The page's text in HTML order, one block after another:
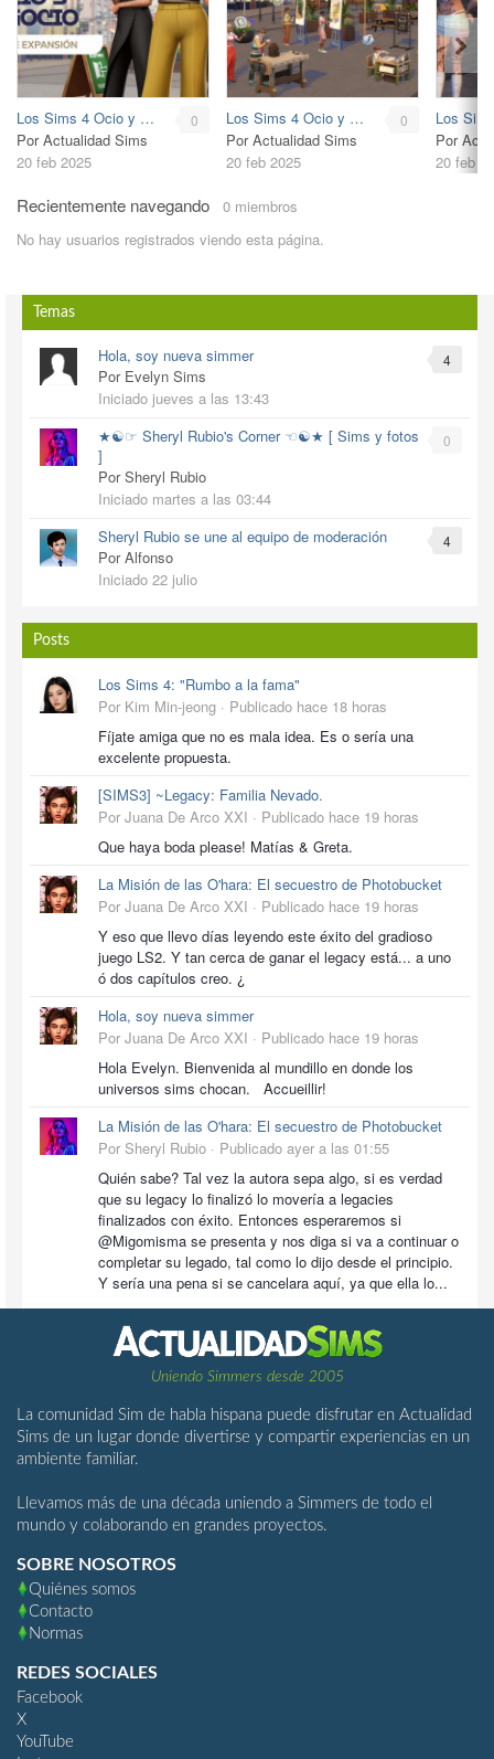
0
Los Sims 4 Ocio y Negocio
Por Actualidad Sims
20 feb 2025
0
Los Sims 4 Ocio y Negocio
Por Actualidad Sims
20 feb 2025
Por
20 feb
Recientemente navegando 0 miembros
No hay usuarios registrados viendo esta página.
Temas
4
Hola, soy nueva simmer
Por Evelyn Sims
Iniciado jueves a las 13:43
0
★☯☞ Sheryl Rubio's Corner ☜☯★ [ Sims y fotos
]
Por Sheryl Rubio
Iniciado martes a las 03:44
4
Sheryl Rubio se une al equipo de moderación
Por Alfonso
Iniciado 22 julio
Posts
Los Sims 4: "Rumbo a la fama"
Por Kim Min-jeong · Publicado hace 18 horas
Fíjate amiga que no es mala idea. Es o sería una
excelente propuesta.
[SIMS3] ~Legacy: Familia Nevado.
Por Juana De Arco XXI · Publicado hace 19 horas
Que haya boda please! Matías & Greta.
La Misión de las O'hara: El secuestro de Photobucket
Por Juana De Arco XXI · Publicado hace 19 horas
Y eso que llevo días leyendo este éxito del gradioso
juego LS2. Y tan cerca de ganar el legacy está... a uno
ó dos capítulos creo. ¿
Hola, soy nueva simmer
Por Juana De Arco XXI · Publicado hace 19 horas
Hola Evelyn. Bienvenida al mundillo en donde los
universos sims chocan. Accueillir!
La Misión de las O'hara: El secuestro de Photobucket
Por Sheryl Rubio · Publicado ayer a las 01:55
Quién sabe? Tal vez la autora sepa algo, si es verdad
que su legacy lo finalizó lo movería a legacies
finalizados con éxito. Entonces esperaremos si
@Migomisma se presenta y nos diga si va a continuar o
completar su legado, tal como lo dijo desde el principio.
Y sería una pena si se cancelara aquí, ya que ella lo...
Uniendo Simmers desde 2005
La comunidad Sim de habla hispana puede disfrutar en Actualidad
Sims de un lugar donde divertirse y compartir experiencias en un
ambiente familiar.
Llevamos más de una década uniendo a Simmers de todo el
mundo y colaborando en grandes proyectos.
SOBRE NOSOTROS
Quiénes somos
Contacto
Normas
REDES SOCIALES
Facebook
X
YouTube